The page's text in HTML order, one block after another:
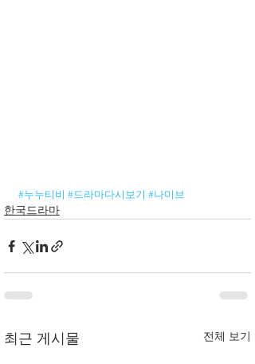
#누누티비 #드라마다시보기 #나미브
한국드라마
최근 게시물 전체 보기